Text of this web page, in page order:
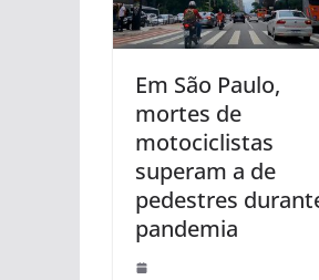
Em São Paulo,
mortes de
motociclistas
superam a de
pedestres
pandemia